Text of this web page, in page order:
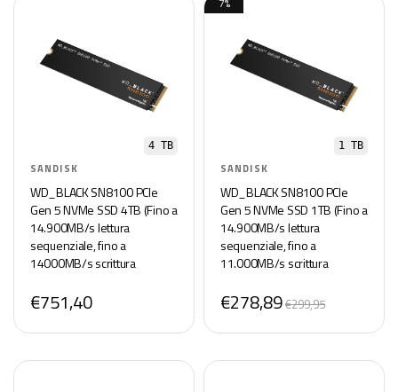
4 TB
SANDISK
WD_BLACK SN8100 PCIe
Gen 5 NVMe SSD 4TB (Fino a
14.900MB/s lettura
sequenziale, fino a
14000MB/s scrittura
2.400TBW, M.22280, TLC 3D
CBA NAND) POWERED BY
SANDISK
€751,40
1 TB
SANDISK
WD_BLACK SN8100 PCIe
Gen 5 NVMe SSD 1TB (Fino a
14.900MB/s lettura
sequenziale, fino a
11.000MB/s scrittura
3D CBA NAND) POWERED BY
SANDISK
€278,89€299,95